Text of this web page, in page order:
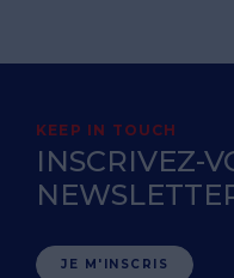
KEEP IN TOUCH
INSCRIVEZ-
JE M'INSCRIS